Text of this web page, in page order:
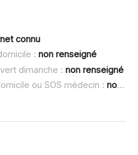
connu
: non renseigné
dimanche : non renseigné
ou SOS médecin : non renseigné